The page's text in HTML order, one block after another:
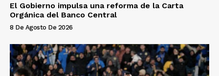
El Gobierno impulsa una reforma de la Carta
Orgánica del Banco Central
8 De Agosto De 2026